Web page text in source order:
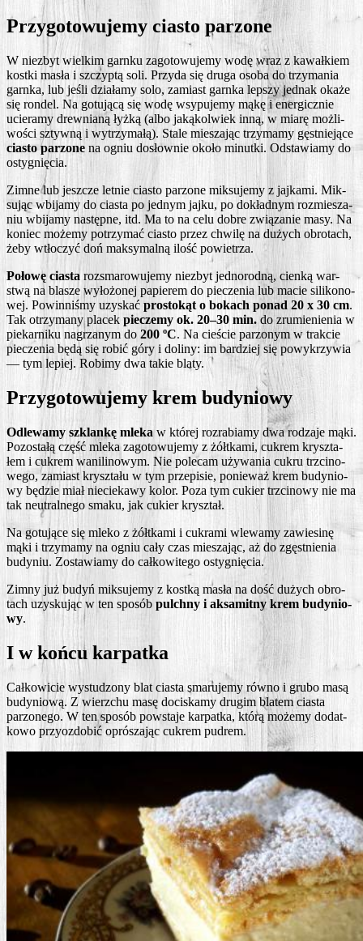
Przygotowujemy ciasto parzone
W nie­zbyt wiel­kim garn­ku zago­to­wu­je­my wodę wraz z kawał­kiem
kost­ki masła i szczyp­tą soli. Przy­da się dru­ga oso­ba do trzy­ma­nia
garn­ka, lub jeśli dzia­ła­my solo, zamiast garn­ka lep­szy jed­nak oka­że
się ron­del. Na gotu­ją­cą się wodę wsy­pu­je­my mąkę i ener­gicz­nie
ucie­ra­my drew­nia­ną łyż­ką (albo jaką­kol­wiek inną, w mia­rę moż­li­
wo­ści sztyw­ną i wytrzy­ma­łą). Sta­le mie­sza­jąc trzy­ma­my gęst­nie­ją­ce
cia­sto parzo­ne na ogniu dosłow­nie oko­ło minut­ki. Odsta­wia­my do
ostygnięcia.
Zim­ne lub jesz­cze let­nie cia­sto parzo­ne mik­su­je­my z jaj­ka­mi. Mik­
su­jąc wbi­ja­my do cia­sta po jed­nym jaj­ku, po dokład­nym roz­mie­sza­
niu wbi­ja­my następ­ne, itd. Ma to na celu dobre zwią­za­nie masy. Na
koniec może­my potrzy­mać cia­sto przez chwi­lę na dużych obro­tach,
żeby wtło­czyć doń mak­sy­mal­ną ilość powietrza.
Poło­wę cia­sta roz­sma­ro­wu­je­my nie­zbyt jed­no­rod­ną, cien­ką war­
stwą na bla­sze wyło­żo­nej papie­rem do pie­cze­nia lub macie sili­ko­no­
wej. Powin­ni­śmy uzy­skać pro­sto­kąt o bokach ponad 20 x 30 cm.
Tak otrzy­ma­ny pla­cek pie­cze­my ok. 20–30 min. do zru­mie­nie­nia w
pie­kar­ni­ku nagrza­nym do 200 ºC. Na cie­ście parzo­nym w trak­cie
pie­cze­nia będą się robić góry i doli­ny: im bar­dziej się powy­krzy­wia
— tym lepiej. Robi­my dwa takie blaty.
Przygotowujemy krem budyniowy
Odle­wa­my szklan­kę mle­kaw któ­rej roz­ra­bia­my dwa rodza­je mąki.
Pozo­sta­łą część mle­ka zago­to­wu­je­my z żółt­ka­mi, cukrem krysz­ta­
łem i cukrem wani­li­no­wym. Nie pole­cam uży­wa­nia cukru trzci­no­
we­go, zamiast krysz­ta­łu w tym prze­pi­sie, ponie­waż krem budy­nio­
wy będzie miał nie­cie­ka­wy kolor. Poza tym cukier trzci­no­wy nie ma
tak neu­tral­ne­go sma­ku, jak cukier kryształ.
Na gotu­ją­ce się mle­ko z żółt­ka­mi i cukra­mi wle­wa­my zawie­si­nę
mąki i trzy­ma­my na ogniu cały czas mie­sza­jąc, aż do zgęst­nie­nia
budy­niu. Zosta­wia­my do cał­ko­wi­te­go ostygnięcia.
Zim­ny już budyń mik­su­je­my z kost­ką masła na dość dużych obro­
tach uzy­sku­jąc w ten spo­sób pulch­ny i aksa­mit­ny krem budy­nio­
wy.
I w końcu karpatka
Cał­ko­wi­cie wystu­dzo­ny blat cia­sta sma­ru­je­my rów­no i gru­bo masą
budy­nio­wą. Z wierz­chu masę doci­ska­my dru­gim bla­tem cia­sta
parzo­ne­go. W ten spo­sób powsta­je kar­pat­ka, któ­rą może­my dodat­
ko­wo przy­ozdo­bić opró­sza­jąc cukrem pudrem.